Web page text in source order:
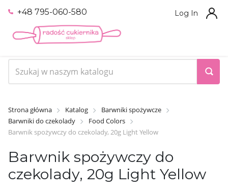
+48 795-060-580 Log In
Strona główna Katalog
Barwniki spożywcze
Barwniki do czekolady
Food Colors
Barwnik spożywczy do czekolady, 20g Light Yellow
Barwnik spożywczy do
czekolady, 20g Light Yellow